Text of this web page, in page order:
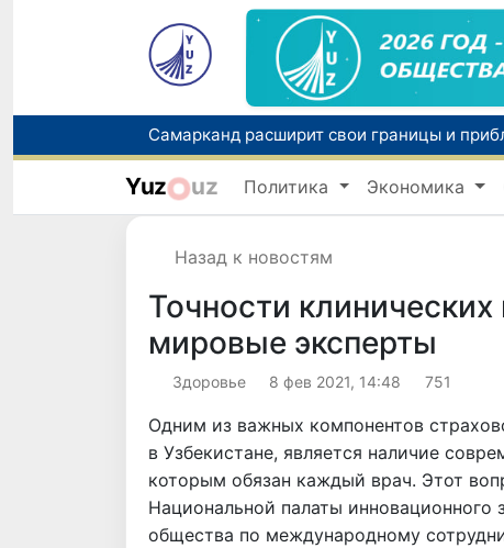
Yuz uz Политика Экономика
Назад к новостям
Точности
мировые эксперты
Здоровье 8 фев 2021, 14:48 751
Одним из важных компонентов
в Узбекистане, является наличие
которым обязан каждый врач. Этот
Национальной палаты инновационного
общества по международному